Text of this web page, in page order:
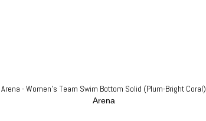
Arena - Women's Team Swim Bottom Solid (Plum-Bright Coral)
Arena